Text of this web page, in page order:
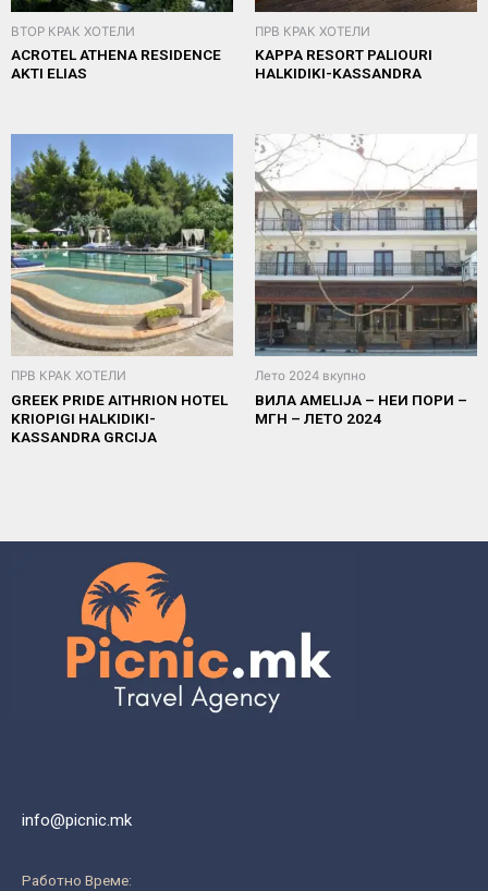
ВТОР КРАК ХОТЕЛИ
ACROTEL ATHENA RESIDENCE
AKTI ELIAS
ПРВ КРАК ХОТЕЛИ
KAPPA RESORT PALIOURI
HALKIDIKI-KASSANDRA
ПРВ КРАК ХОТЕЛИ
GREEK PRIDE AITHRION HOTEL
KRIOPIGI HALKIDIKI-
KASSANDRA GRCIJA
Лето 2024 вкупно
ВИЛА AMELIJA – НЕИ ПОРИ –
МГН – ЛЕТО 2024
info@picnic.mk
Работно Време: